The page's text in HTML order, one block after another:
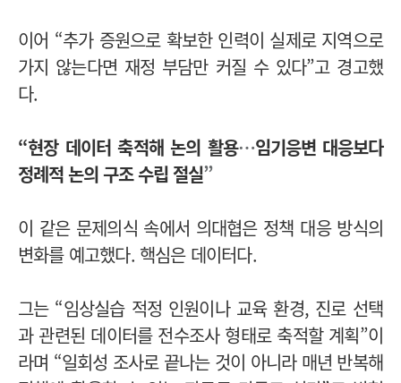
이어 “추가 증원으로 확보한 인력이 실제로 지역으로
가지 않는다면 재정 부담만 커질 수 있다”고 경고했
다.
“현장 데이터 축적해 논의 활용…임기응변 대응보다
정례적 논의 구조 수립 절실”
이 같은 문제의식 속에서 의대협은 정책 대응 방식의
변화를 예고했다. 핵심은 데이터다.
그는 “임상실습 적정 인원이나 교육 환경, 진로 선택
과 관련된 데이터를 전수조사 형태로 축적할 계획”이
라며 “일회성 조사로 끝나는 것이 아니라 매년 반복해